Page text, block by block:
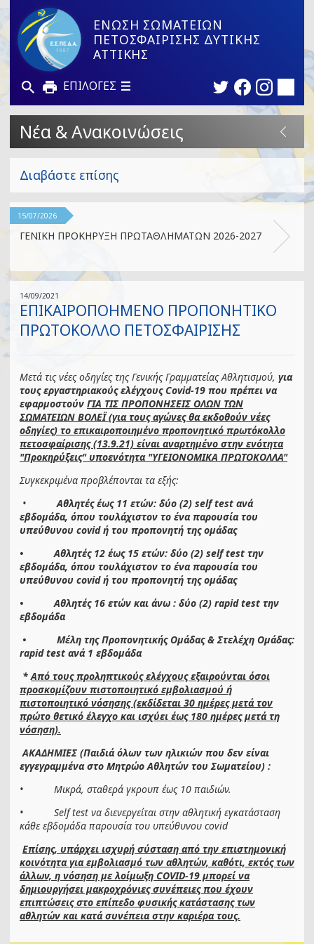
ΕΝΩΣΗ ΣΩΜΑΤΕΙΩΝ
ΠΕΤΟΣΦΑΙΡΙΣΗΣ ΔΥΤΙΚΗΣ
ΑΤΤΙΚΗΣ
ΕΠΙΛΟΓΕΣ
Νέα & Ανακοινώσεις
14/09/2021
ΕΠΙΚΑΙΡΟΠΟΗΜΕΝΟ ΠΡΟΠΟΝΗΤΙΚΟ
ΠΡΩΤΟΚΟΛΛΟ ΠΕΤΟΣΦΑΙΡΙΣΗΣ
Μετά τις νέες οδηγίες της Γενικής Γραμματείας Αθλητισμού, για
τους εργαστηριακούς ελέγχους Covid-19 που πρέπει να
εφαρμοστούν ΓΙΑ ΤΙΣ ΠΡΟΠΟΝΗΣΕΙΣ ΟΛΩΝ ΤΩΝ
ΣΩΜΑΤΕΙΩΝ ΒΟΛΕΪ (για τους αγώνες θα εκδοθούν νέες
οδηγίες) το επικαιροποιημένο προπονητικό πρωτόκολλο
πετοσφαίρισης (13.9.21) είναι αναρτημένο στην ενότητα
"Προκηρύξεις" υποενότητα "ΥΓΕΙΟΝΟΜΙΚΑ ΠΡΩΤΟΚΟΛΛΑ"
Συγκεκριμένα προβλέπονται τα εξής:
•Αθλητές έως 11 ετών: δύο (2) self test ανά
εβδομάδα, όπου τουλάχιστον το ένα παρουσία του
υπεύθυνου covid ή του προπονητή της ομάδας
• Αθλητές 12 έως 15 ετών: δύο (2) self test την
εβδομάδα, όπου τουλάχιστον το ένα παρουσία του
υπεύθυνου covid ή του προπονητή της ομάδας
• Αθλητές 16 ετών και άνω : δύο (2) rapid test την
εβδομάδα
• Μέλη της Προπονητικής Ομάδας & Στελέχη Ομάδας:
rapid test ανά 1 εβδομάδα
*Από τους προληπτικούς ελέγχους εξαιρούνται όσοι
προσκομίζουν πιστοποιητικό εμβολιασμού ή
πιστοποιητικό νόσησης (εκδίδεται 30 ημέρες μετά τον
πρώτο θετικό έλεγχο και ισχύει έως 180 ημέρες μετά τη
νόσηση).
ΑΚΑΔΗΜΙΕΣ (Παιδιά όλων των ηλικιών που δεν είναι
εγγεγραμμένα στο Μητρώο Αθλητών του Σωματείου) :
• Μικρά, σταθερά γκρουπ έως 10 παιδιών.
• Selftest να διενεργείται στην αθλητική εγκατάσταση
κάθε εβδομάδα παρουσία του υπεύθυνου covid
Επίσης, υπάρχει ισχυρή σύσταση από την επιστημονική
κοινότητα για εμβολιασμό των αθλητών, καθότι, εκτός των
άλλων, η νόσηση με λοίμωξη COVID-19 μπορεί να
δημιουργήσει μακροχρόνιες συνέπειες που έχουν
επιπτώσεις στο επίπεδο φυσικής κατάστασης των
αθλητών και κατά συνέπεια στην καριέρα τους.
Διαβάστε επίσης
15/07/2026
ΓΕΝΙΚΗ ΠΡΟΚΗΡΥΞΗ ΠΡΩΤΑΘΛΗΜΑΤΩΝ 2026-2027